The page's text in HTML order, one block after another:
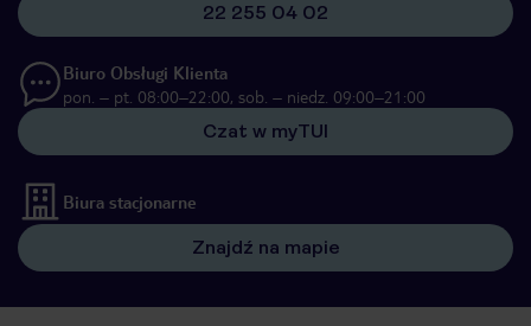
22 255 04 02
Biuro Obsługi Klienta
pon. – pt. 08:00–22:00, sob. – niedz. 09:00–21:00
Czat w myTUI
Biura stacjonarne
Znajdź na mapie